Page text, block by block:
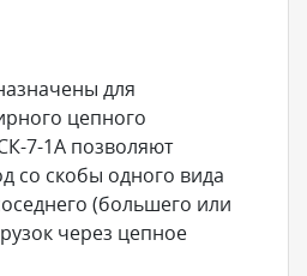
для
цепного
7-1А позволяют
со скобы одного вида
(большего или
через цепное